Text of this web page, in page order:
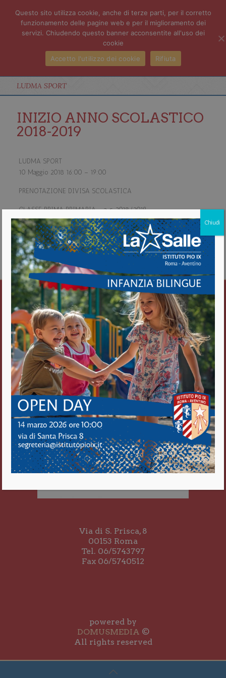
LUDMA SPORT
INIZIO ANNO SCOLASTICO
2018-2019
LUDMA SPORT
10 Maggio 2018 16:00 – 19:00
PRENOTAZIONE DIVISA SCOLASTICA
CLASSE PRIMA PRIMARIA - a. s. 2018/2019
E GIORNATA DI RECUPERO PER LE ALTRE CLASSI
about LUDMA SPORT
Vedi il calendario completo
Istituto Pio IX
Roma Aventino
Fratelli delle Scuole Cristiane
Via di S. Prisca, 8
00153 Roma
Tel. 06/5743797
Fax 06/5740512
powered by
DOMUSMEDIA ©
All rights reserved
Chiudi
Questo sito utilizza cookie, anche di terze parti, per il corretto
funzionamento delle pagine web e per il miglioramento dei
servizi. Chiudendo questo banner acconsentite all'uso dei
cookie
Accetto l'utilizzo dei cookie
Rifiuta